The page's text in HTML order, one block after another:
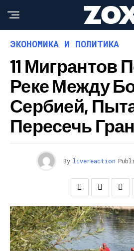
ЭКОНОМИКА И ПОЛИТИКА
11 Мигрантов
Реке Между
Сербией,
Пересечь
By livereaction